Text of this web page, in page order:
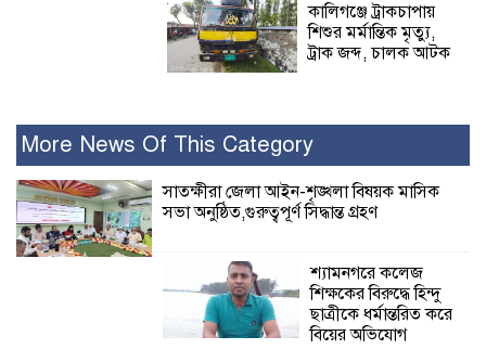
কালিগঞ্জে ট্রাকচাপায়
শিশুর মর্মান্তিক মৃত্যু,
ট্রাক জব্দ, চালক আটক
গণঅভ্যুত্থান দিবসে আলোচনা সভা পুরষ্কার
বিতরণ
২৮ জনের সাক্ষ্য শেষ, কাদেরসহ সাতজনের
ইসলামের সবচেয়ে
বেশি ক্ষতি করেছে
জামায়াত: নুরুল হক
More News Of This Category
সাতক্ষীরা জেলা আইন-শৃঙ্খলা বিষয়ক মাসিক
সভা অনুষ্ঠিত,গুরুত্বপূর্ণ সিদ্ধান্ত গ্রহণ
শ্যামনগরে কলেজ
শিক্ষকের বিরুদ্ধে হিন্দু
ছাত্রীকে ধর্মান্তরিত করে
বিয়ের অভিযোগ